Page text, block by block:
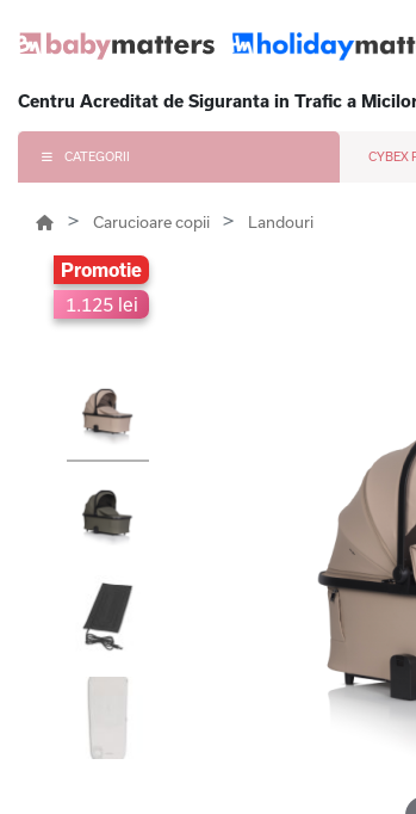
Centru Acreditat de Siguranta in Trafic a
CATEGORII CYBEX
Carucioare copii Landouri
Promotie
1.125 lei